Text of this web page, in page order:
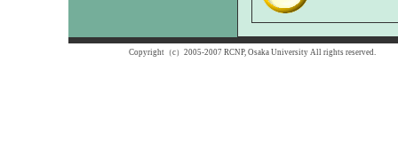
Copyright（c）2005-2007 RCNP, Osaka University All rights reserved.